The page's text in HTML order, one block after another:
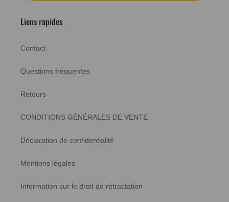
Liens rapides
Contact
Questions fréquentes
Retours
CONDITIONS GÉNÉRALES DE VENTE
Déclaration de confidentialité
Mentions légales
Information sur le droit de rétractation